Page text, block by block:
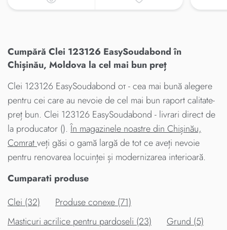
Cumpără Clei 123126 EasySoudabond în
Chișinău, Moldova la cel mai bun preț
Clei 123126 EasySoudabond от - cea mai bună alegere
pentru cei care au nevoie de cel mai bun raport calitate-
preț bun. Clei 123126 EasySoudabond - livrari direct de
la producator ().În magazinele noastre din Chișinău,
Comratveți găsi o gamă largă de tot ce aveți nevoie
pentru renovarea locuinței și modernizarea interioară.
Cumparati produse
Clei (32)
Produse conexe (71)
Masticuri acrilice pentru pardoseli (23)
Grund (5)